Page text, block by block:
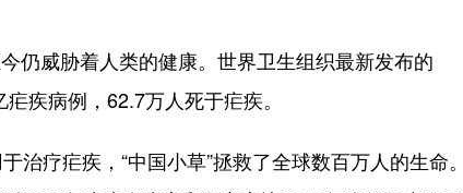
威胁着人类的健康。世界卫生组织最新发布的
疾病例，62.7万人死于疟疾。
疗疟疾，“中国小草”拯救了全球数百万人的生命。